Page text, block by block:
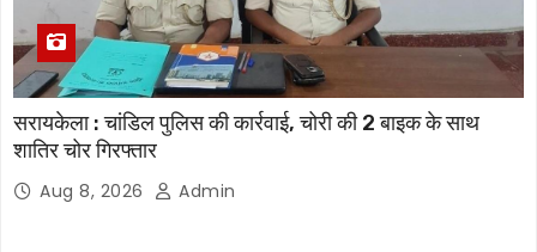
सरायकेला : चांडिल पुलिस की कार्रवाई, चोरी की 2 बाइक के साथ
शातिर चोर गिरफ्तार
Aug 8, 2026 Admin